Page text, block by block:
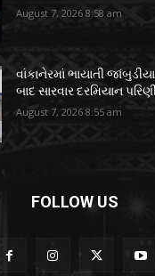
August 7, 2026 8:58 am
વાંકાનેરમાં ભાયાતી
બાદ સારવાર દરમિયાન
August 7, 2026 8:55 am
FOLLOW US